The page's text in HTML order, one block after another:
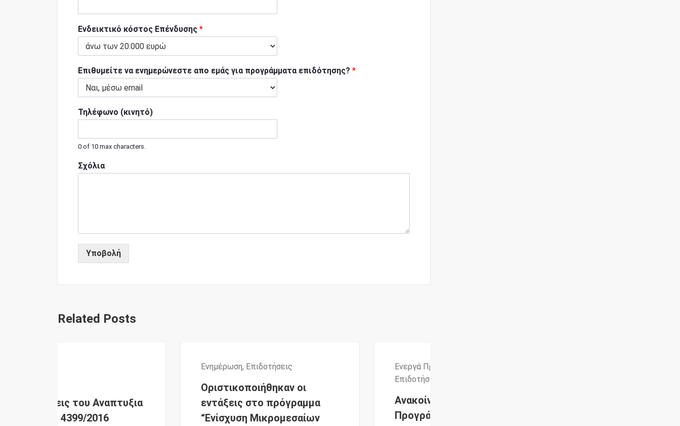
Ενδεικτικό κόστος Επένδυσης *
Επιθυμείτε να ενημερώνεστε απο εμάς για προγράμματα επιδότησης? *
Τηλέφωνο (κινητό)
0 of 10 max characters.
Σχόλια
Υποβολή
Related Posts
εντάξεις στο πρόγραμμα
“Ενίσχυση Μικρομεσαίων
Ενεργά Προγράμματα
,
Ανακοίνωση για τα πρώτα
Προγράμματα επιδότησης